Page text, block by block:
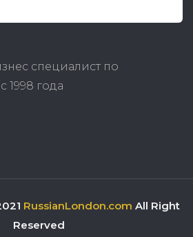
специалист по
1998 года
RussianLondon.com All Right
Reserved